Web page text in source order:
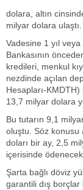
dolara, altın
milyar dolara ulaştı.
Vadesine 1 yıl
Bankasının
kredileri, menkul
nezdinde açılan
Hesapları-
13,7 milyar dolara
Bu tutarın 9,1
oluştu. Söz konusu
doları bir ay, 2,5
içerisinde ödenecek.
Şarta bağlı döviz
garantili dış borçlar